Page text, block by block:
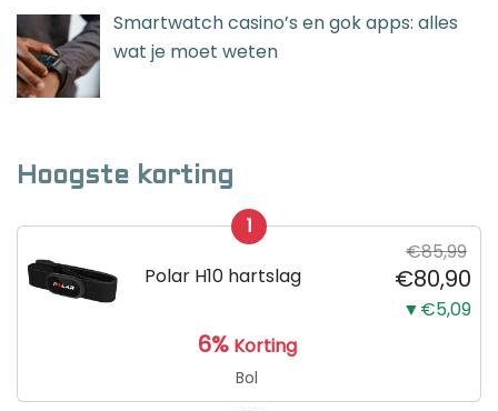
Smartwatch casino’s en gok apps: alles
wat je moet weten
Hoogste korting
1
Polar H10 hartslag
€85,99
€80,90
▼€5,09
6% Korting
Bol